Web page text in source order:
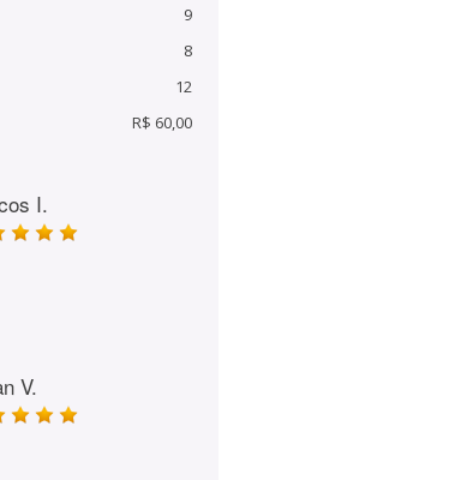
9
8
12
R$ 60,00
I.
V.